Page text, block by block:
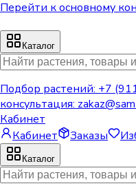
Перейти к основному
Каталог
Подбор растений: +7
консультация:
Кабинет
Кабинет
Заказы
Каталог